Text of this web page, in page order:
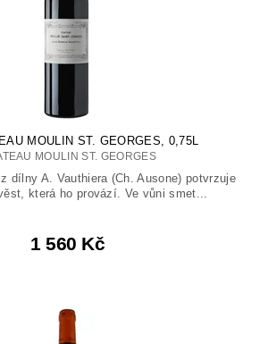
MOULIN ST. GEORGES, 0,75L
MOULIN ST. GEORGES
dílny A. Vauthiera (Ch. Ausone) potvrzuje
která ho provází. Ve vůni smet...
1 560 Kč